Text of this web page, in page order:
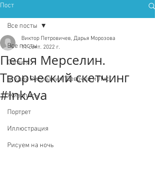
Пост
Все посты
Comics
Студия Рисования "Девочки и Лис"
Живопись
Портрет
Иллюстрация
Рисуем на ночь
Все посты
Песня Мерселин.
Творческий скетчинг
#InkAva
Виктор Петровичев, Дарья Морозова
11 сент. 2022 г.